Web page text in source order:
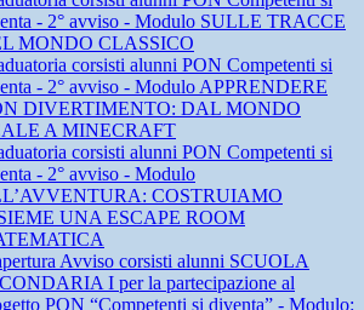
- 2° avviso - Modulo SULLE TRACCE
MONDO CLASSICO
corsisti alunni PON Competenti si
- 2° avviso - Modulo APPRENDERE
DIVERTIMENTO: DAL MONDO
A MINECRAFT
corsisti alunni PON Competenti si
- 2° avviso - Modulo
COSTRUIAMO
UNA ESCAPE ROOM
Avviso corsisti alunni SCUOLA
I per la partecipazione al
PON “Competenti si diventa” - Modulo: